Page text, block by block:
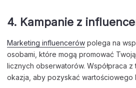
4. Kampanie z
Marketing influencerów polega na
osobami, które mogą promować
licznych obserwatorów. Współpraca z
okazja, aby pozyskać wartościowego